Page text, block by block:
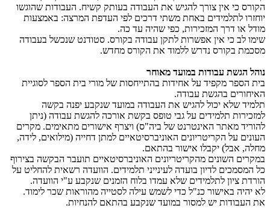
הקורס כי אין צורך להגיש את העבודה בעותק קשיח. העבודות שהוגשו
יוחזרו לתלמידים באחת משתי דרכים לפי העדפת המרצה: באמצעות
מודל או דרך המזכירות, כפי שהיה עד כה.
שימו לב כי אין אפשרות לתקן עבודה בקורס. סטודנט שנכשל בעבודה
מסכמת בקורס נדרש ללמוד את הקורס מחדש.
נוהל הגשת עבודות במועד מאוחר
בית הספר מקפיד על אחידות בהתייחסות של מורי בית הספר לסוגיית
האיחורים בהגשת עבודה.
תלמיד שלא יכול להגיש את העבודה במועד שנקבע יפנה בקשה
למזכירות תלמידים על גבי טופס בקשת אורכה להגשת עבודה (ניתן
להוריד מאתר האינטרנט של ביה"ס) ויצרף אישורים מתאימים. מקרים
העונים על הקריטריונים האוניברסיטאיים למתן דחייה (מילואים, לידה,
מחלה, אבל) יקבלו אישור בהתאם.
במקרים השונים מהקריטריונים האוניברסיטאיים תועבר הבקשה בצירוף
כל המסמכים לדיון בועדה לעינייני תלמידים. הוועדה רשאית להחליט על
הורדת ציון לתלמידים שלא עמדו בלוח הזמנים שנקבע ע"י הוועדה.
לא יהיה באישור כנ"ל כדי לשמש עילה לסטייה מהוראות שכר לימוד.
את העבודות יש למסור במועד שנקבע בהתאם להנחיות.